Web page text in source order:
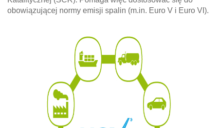
obowiązującej normy emisji spalin (m.in. Euro V i Euro VI).